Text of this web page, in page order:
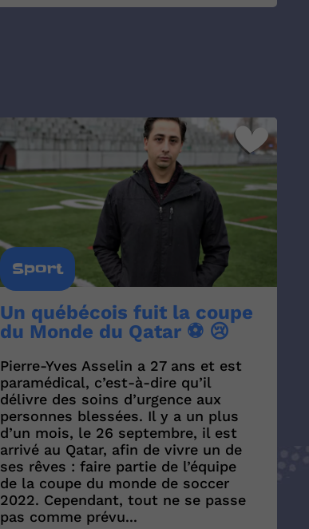
Sport
Un québécois fuit la coupe
du Monde du Qatar ⚽ 😢
Pierre-Yves Asselin a 27 ans et est
paramédical, c’est-à-dire qu’il
délivre des soins d’urgence aux
personnes blessées. Il y a un plus
d’un mois, le 26 septembre, il est
arrivé au Qatar, afin de vivre un de
ses rêves : faire partie de l’équipe
de la coupe du monde de soccer
2022. Cependant, tout ne se passe
pas comme prévu...